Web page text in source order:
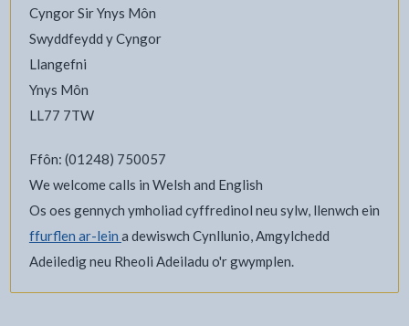
Cyngor Sir Ynys Môn
Swyddfeydd y Cyngor
Llangefni
Ynys Môn
LL77 7TW
Ffôn: (01248) 750057
We welcome calls in Welsh and English
Os oes gennych ymholiad cyffredinol neu sylw, llenwch ein
ffurflen ar-lein a dewiswch Cynllunio, Amgylchedd
Adeiledig neu Rheoli Adeiladu o'r gwymplen.